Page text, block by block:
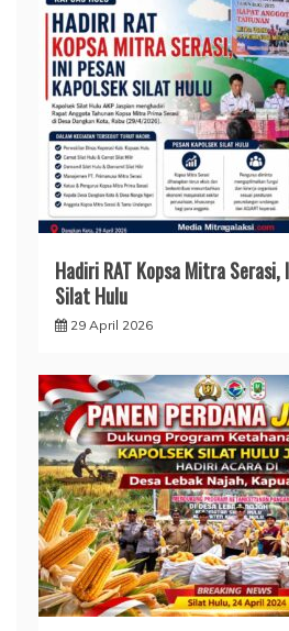
Hadiri RAT Kopsa Mitra Serasi,
Silat Hulu
29 April 2026